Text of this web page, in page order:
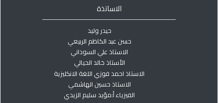
الاساتذة
حيدر وليد
حسن عبد الكاظم الربيعي
الاستاذ علي السوداني
الأستاذ خالد الحيالي
الاستاذ احمد فوزي اللغة الانكليزية
الاستاذ حسين الهاشمي
الفيزياء أ:مؤيد سليم الزيدي